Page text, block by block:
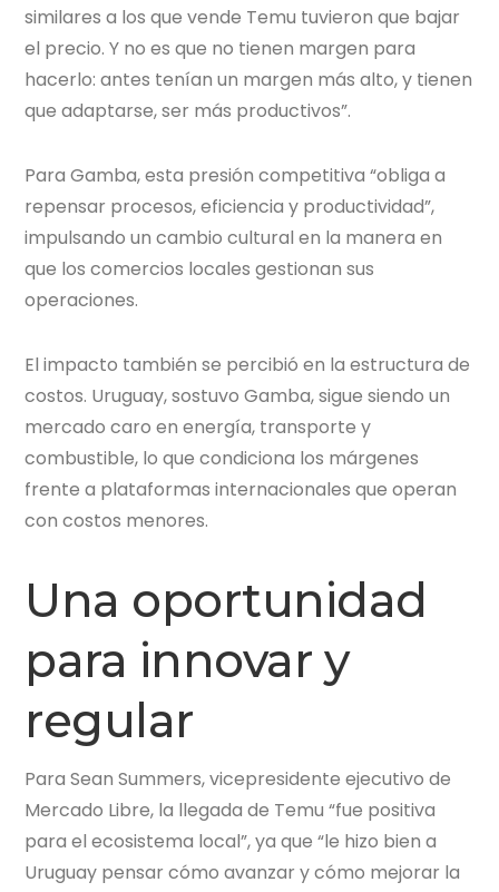
similares a los que vende Temu tuvieron que bajar
el precio. Y no es que no tienen margen para
hacerlo: antes tenían un margen más alto, y tienen
que adaptarse, ser más productivos”.
Para Gamba, esta presión competitiva “obliga a
repensar procesos, eficiencia y productividad”,
impulsando un cambio cultural en la manera en
que los comercios locales gestionan sus
operaciones.
El impacto también se percibió en la estructura de
costos. Uruguay, sostuvo Gamba, sigue siendo un
mercado caro en energía, transporte y
combustible, lo que condiciona los márgenes
frente a plataformas internacionales que operan
con costos menores.
Una oportunidad
para innovar y
regular
Para Sean Summers, vicepresidente ejecutivo de
Mercado Libre, la llegada de Temu “fue positiva
para el ecosistema local”, ya que “le hizo bien a
Uruguay pensar cómo avanzar y cómo mejorar la